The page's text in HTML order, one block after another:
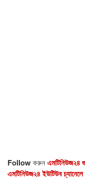
Followকরুনএমটিনিউজ২৪
এমটিনিউজ২৪ ইউটিউব চ্যানেলে